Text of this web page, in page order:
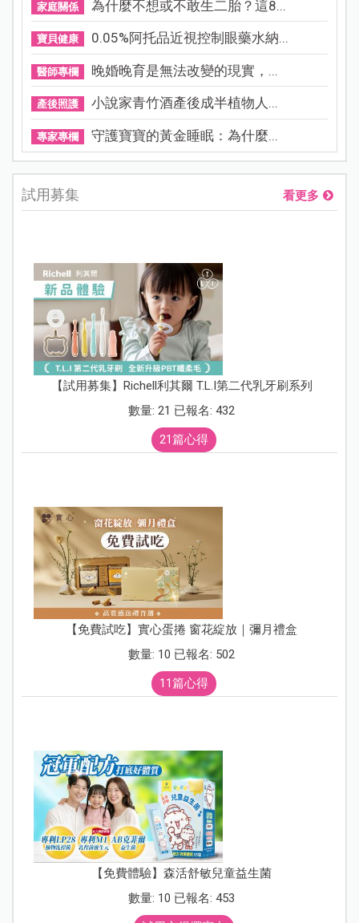
家庭關係 為什麼不想或不敢生二胎？這8...
寶貝健康 0.05%阿托品近視控制眼藥水納...
醫師專欄 晚婚晚育是無法改變的現實，...
產後照護 小說家青竹酒產後成半植物人...
專家專欄 守護寶寶的黃金睡眠：為什麼...
試用募集 看更多
【試用募集】Richell利其爾 T.L.I第二代乳牙刷系列
數量: 21 已報名: 432
21篇心得
【免費試吃】實心蛋捲 窗花綻放｜彌月禮盒
數量: 10 已報名: 502
11篇心得
【免費體驗】森活舒敏兒童益生菌
數量: 10 已報名: 453